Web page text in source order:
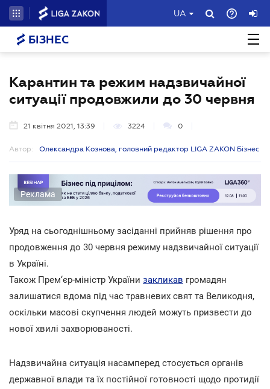
UA
БІЗНЕС
Карантин та режим надзвичайної
ситуації продовжили до 30 червня
21 квітня 2021, 13:39 3224 0
Автор: Олександра Кознова, головний редактор LIGA ZAKON Бізнес
Реклама
Уряд на сьогоднішньому засіданні прийняв рішення про
продовження до 30 червня режиму надзвичайної ситуації
в Україні.
Також Прем‘єр-міністр України закликав громадян
залишатися вдома під час травневих свят та Великодня,
оскільки масові скупчення людей можуть призвести до
нової хвилі захворюваності.
Надзвичайна ситуація насамперед стосується органів
державної влади та їх постійної готовності щодо протидії